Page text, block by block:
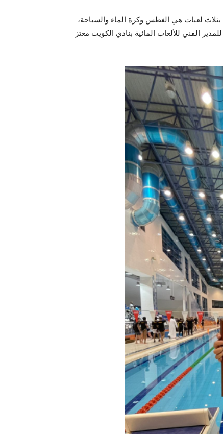
لعبات هي الغطس وكرة الماء والسباحة،
الفني للألعاب المائية بنادي الكويت معتز